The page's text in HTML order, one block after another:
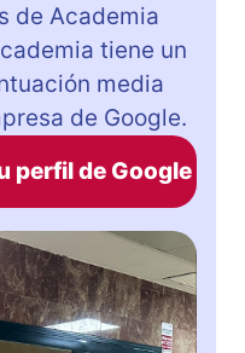
de Academia
tiene un
media
de Google.
perfil de Google